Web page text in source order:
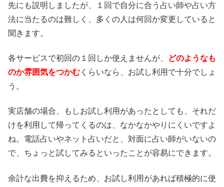
先にも説明しましたが、１回で自分に合う占い師や占い方
法に当たるのは難しく、多くの人は何回か変更していると
聞きます。
各サービスで初回の１回しか使えませんが、
どのようなも
のか雰囲気をつかむ くらいなら、お試し利用で十分でしょ
う。
実店舗の場合、もしお試し利用があったとしても、それだ
けを利用して帰ってくるのは、なかなかやりにくいですよ
ね。電話占いやネット占いだと、対面に占い師がいないの
で、ちょっと試してみるといったことが容易にできます。
余計な出費を抑えるため、お試し利用があれば積極的に使